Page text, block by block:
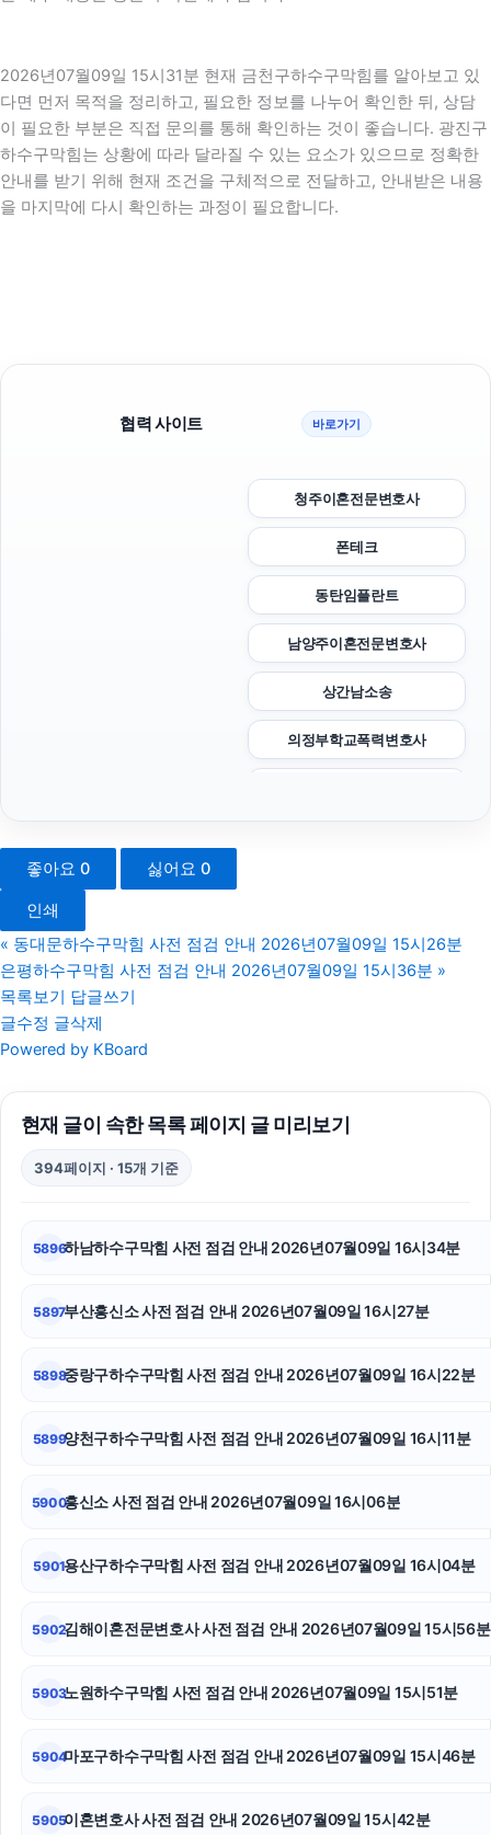
2026년07월09일 15시31분 현재 금천구하수구막힘를 알아보고 있
다면 먼저 목적을 정리하고, 필요한 정보를 나누어 확인한 뒤, 상담
이 필요한 부분은 직접 문의를 통해 확인하는 것이 좋습니다. 광진구
하수구막힘는 상황에 따라 달라질 수 있는 요소가 있으므로 정확한
안내를 받기 위해 현재 조건을 구체적으로 전달하고, 안내받은 내용
을 마지막에 다시 확인하는 과정이 필요합니다.
협력 사이트 바로가기
청주이혼전문변호사
폰테크
동탄임플란트
남양주이혼전문변호사
상간남소송
의정부학교폭력변호사
동탄치과
수원학교폭력변호사
소액결제상품권
서울상간녀소송변호사
마약변호사
개인회생대출
인스타그램 좋아요
용인마약변호사
대구이혼전문변호사
좋아요 0 싫어요 0
인쇄
« 동대문하수구막힘 사전 점검 안내 2026년07월09일 15시26분
은평하수구막힘 사전 점검 안내 2026년07월09일 15시36분 »
목록보기
답글쓰기
글수정 글삭제
Powered by KBoard
현재 글이 속한 목록 페이지 글 미리보기
394페이지 · 15개 기준
5896하남하수구막힘 사전 점검 안내 2026년07월09일 16시34분
5897부산흥신소 사전 점검 안내 2026년07월09일 16시27분
5898중랑구하수구막힘 사전 점검 안내 2026년07월09일 16시22분
5899양천구하수구막힘 사전 점검 안내 2026년07월09일 16시11분
5900흥신소 사전 점검 안내 2026년07월09일 16시06분
5901용산구하수구막힘 사전 점검 안내 2026년07월09일 16시04분
5902김해이혼전문변호사 사전 점검 안내 2026년07월09일 15시56분
5903노원하수구막힘 사전 점검 안내 2026년07월09일 15시51분
5904마포구하수구막힘 사전 점검 안내 2026년07월09일 15시46분
5905이혼변호사 사전 점검 안내 2026년07월09일 15시42분